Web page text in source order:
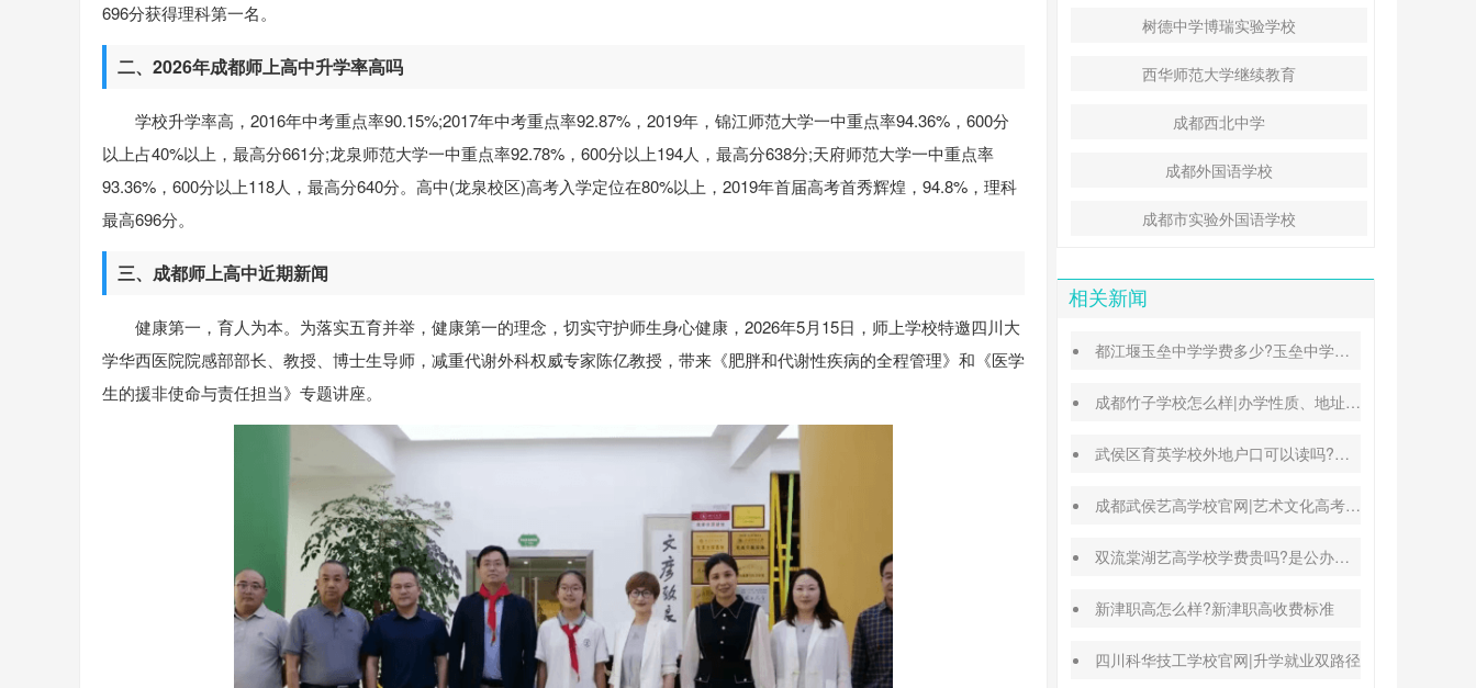
696分获得理科第一名。
二、2026年成都师上高中升学率高吗
学校升学率高，2016年中考重点率90.15%;2017年中考重点率92.87%，2019年，锦江师范大学一中重点率94.36%，600分
以上占40%以上，最高分661分;龙泉师范大学一中重点率92.78%，600分以上194人，最高分638分;天府师范大学一中重点率
93.36%，600分以上118人，最高分640分。高中(龙泉校区)高考入学定位在80%以上，2019年首届高考首秀辉煌，94.8%，理科
最高696分。
三、成都师上高中近期新闻
健康第一，育人为本。为落实五育并举，健康第一的理念，切实守护师生身心健康，2026年5月15日，师上学校特邀四川大
学华西医院院感部部长、教授、博士生导师，减重代谢外科权威专家陈亿教授，带来《肥胖和代谢性疾病的全程管理》和《医学
生的援非使命与责任担当》专题讲座。
树德中学博瑞实验学校
西华师范大学继续教育
成都西北中学
成都外国语学校
成都市实验外国语学校
相关新闻
都江堰玉垒中学学费多少?玉垒中学录取分数线
成都竹子学校怎么样|办学性质、地址、学费汇总
武侯区育英学校外地户口可以读吗?转学插班条件
成都武侯艺高学校官网|艺术文化高考班能高考吗
双流棠湖艺高学校学费贵吗?是公办还是民办
新津职高怎么样?新津职高收费标准
四川科华技工学校官网|升学就业双路径